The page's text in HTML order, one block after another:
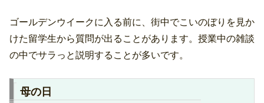
ゴールデンウイークに入る前に、街中でこいのぼりを見か
けた留学生から質問が出ることがあります。授業中の雑談
の中でサラっと説明することが多いです。
母の日